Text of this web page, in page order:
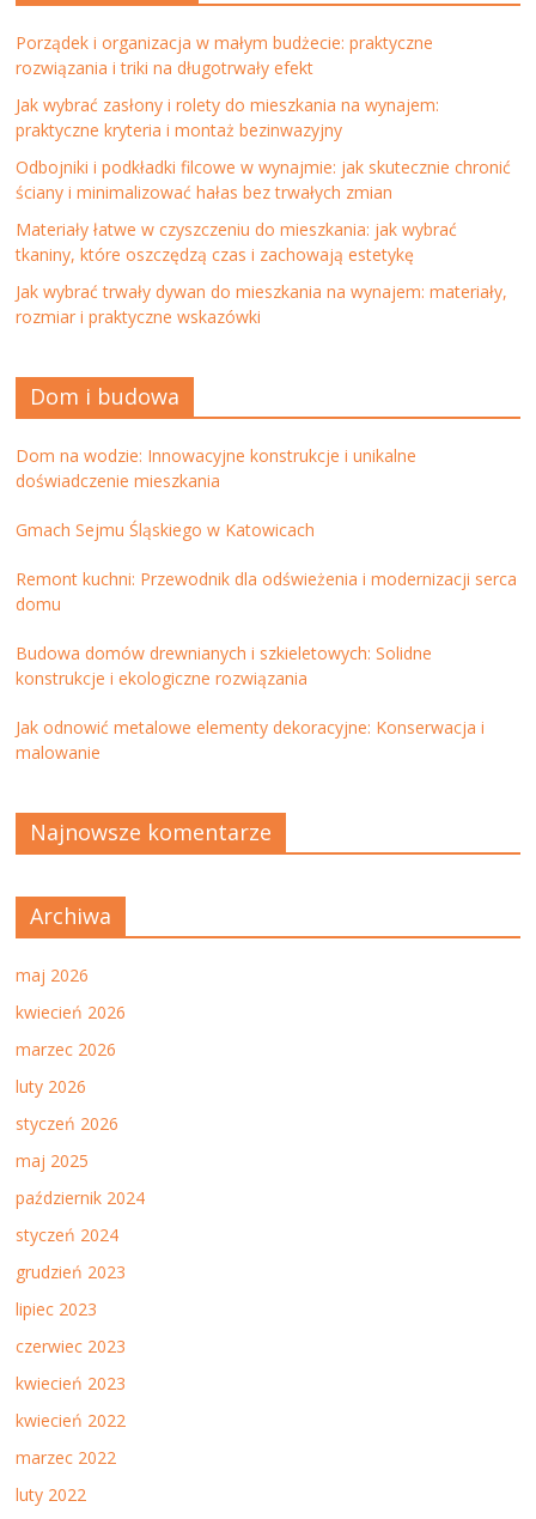
Porządek i organizacja w małym budżecie: praktyczne
rozwiązania i triki na długotrwały efekt
Jak wybrać zasłony i rolety do mieszkania na wynajem:
praktyczne kryteria i montaż bezinwazyjny
Odbojniki i podkładki filcowe w wynajmie: jak skutecznie chronić
ściany i minimalizować hałas bez trwałych zmian
Materiały łatwe w czyszczeniu do mieszkania: jak wybrać
tkaniny, które oszczędzą czas i zachowają estetykę
Jak wybrać trwały dywan do mieszkania na wynajem: materiały,
rozmiar i praktyczne wskazówki
Dom i budowa
Dom na wodzie: Innowacyjne konstrukcje i unikalne
doświadczenie mieszkania
Gmach Sejmu Śląskiego w Katowicach
Remont kuchni: Przewodnik dla odświeżenia i modernizacji serca
domu
Budowa domów drewnianych i szkieletowych: Solidne
konstrukcje i ekologiczne rozwiązania
Jak odnowić metalowe elementy dekoracyjne: Konserwacja i
malowanie
Najnowsze komentarze
Archiwa
maj 2026
kwiecień 2026
marzec 2026
luty 2026
styczeń 2026
maj 2025
październik 2024
styczeń 2024
grudzień 2023
lipiec 2023
czerwiec 2023
kwiecień 2023
kwiecień 2022
marzec 2022
luty 2022